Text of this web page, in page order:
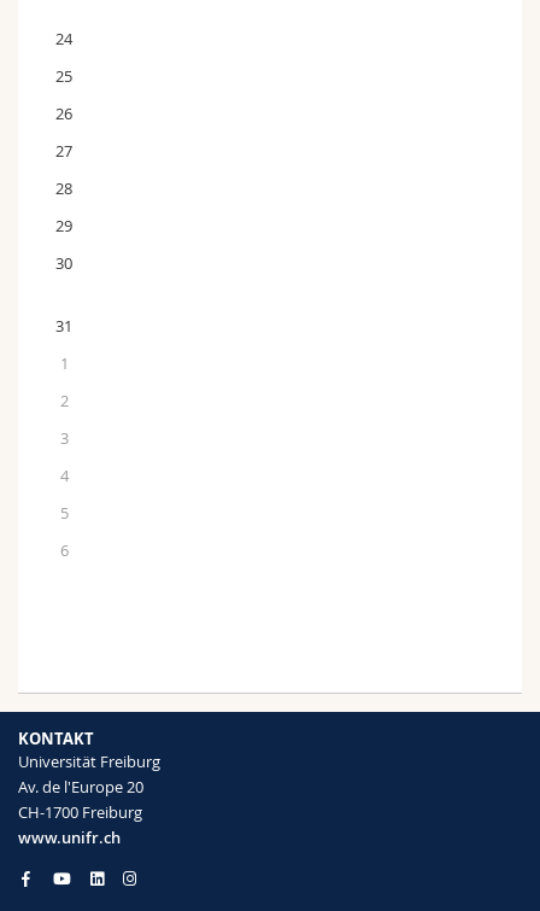
24
25
26
27
28
29
30
31
1
2
3
4
5
6
KONTAKT
Universität Freiburg
Av. de l'Europe 20
CH-1700 Freiburg
www.unifr.ch